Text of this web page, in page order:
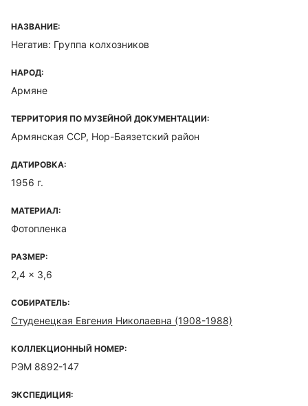
НАЗВАНИЕ:
Негатив: Группа колхозников
НАРОД:
Армяне
ТЕРРИТОРИЯ ПО МУЗЕЙНОЙ ДОКУМЕНТАЦИИ:
Армянская ССР, Нор-Баязетский район
ДАТИРОВКА:
1956 г.
МАТЕРИАЛ:
Фотопленка
РАЗМЕР:
2,4 x 3,6
СОБИРАТЕЛЬ:
Студенецкая Евгения Николаевна (1908-1988)
КОЛЛЕКЦИОННЫЙ НОМЕР:
РЭМ 8892-147
ЭКСПЕДИЦИЯ: